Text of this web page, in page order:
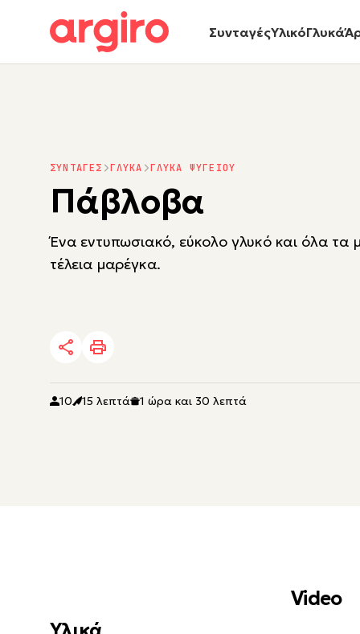
ΣυνταγέςΥλικόΓλυκά
ΣΥΝΤΑΓΕΣ ΓΛΥΚΑ ΓΛΥΚΑ ΨΥΓΕΙΟΥ
Πάβλοβα
Ένα εντυπωσιακό, εύκολο γλυκό και όλα τα
τέλεια μαρέγκα.
10 15 λεπτά 1 ώρα και 30 λεπτά
Video